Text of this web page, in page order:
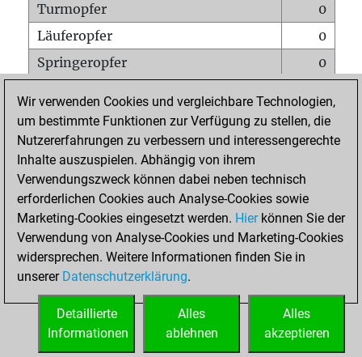
Turmopfer
0
Läuferopfer
0
Springeropfer
0
Matt auf vollem Brett
0
Bauer setzt Matt
0
Erstickte Matts
Unterverwandlungen
Türme auf der siebten
0
STARTSEITE
Wir verwenden Cookies und vergleichbare Technologien,
um bestimmte Funktionen zur Verfügung zu stellen, die
Nutzererfahrungen zu verbessern und interessengerechte
Inhalte auszuspielen. Abhängig von ihrem
Verwendungszweck können dabei neben technisch
erforderlichen Cookies auch Analyse-Cookies sowie
Marketing-Cookies eingesetzt werden. Hierkönnen Sie der
Verwendung von Analyse-Cookies und Marketing-Cookies
widersprechen. Weitere Informationen finden Sie in
unserer Datenschutzerklärung.
Alles
akzeptieren
Alles
ablehnen
Detaillierte
Informationen